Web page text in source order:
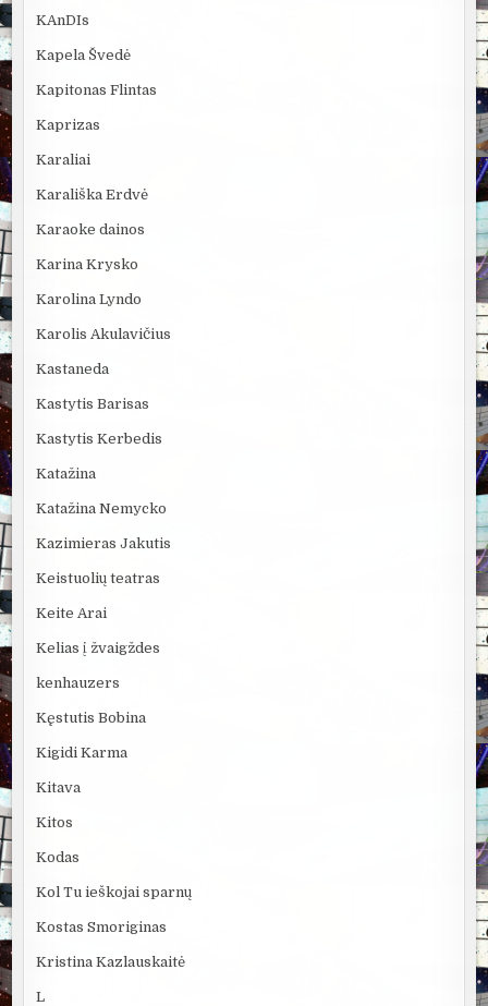
KAnDIs
Kapela Švedė
Kapitonas Flintas
Kaprizas
Karaliai
Karališka Erdvė
Karaoke dainos
Karina Krysko
Karolina Lyndo
Karolis Akulavičius
Kastaneda
Kastytis Barisas
Kastytis Kerbedis
Katažina
Katažina Nemycko
Kazimieras Jakutis
Keistuolių teatras
Keite Arai
Kelias į žvaigždes
kenhauzers
Kęstutis Bobina
Kigidi Karma
Kitava
Kitos
Kodas
Kol Tu ieškojai sparnų
Kostas Smoriginas
Kristina Kazlauskaitė
L